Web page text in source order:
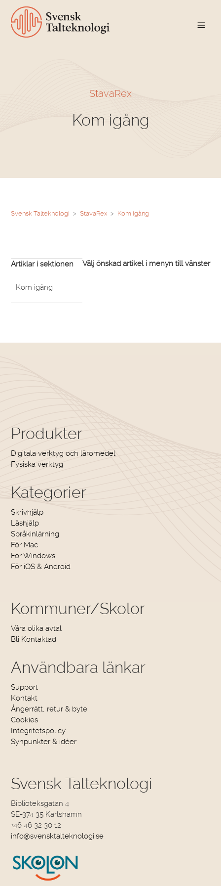
StavaRex
Kom igång
Svensk Talteknologi StavaRex Kom igång
Artiklar i sektionen
Kom igång
Välj önskad artikel i menyn till vänster
Produkter
Digitala verktyg och läromedel
Fysiska verktyg
Kategorier
Skrivhjälp
Läshjälp
Språkinlärning
För Mac
För Windows
För iOS & Android
Kommuner/Skolor
Våra olika avtal
Bli Kontaktad
Användbara länkar
Support
Kontakt
Ångerrätt, retur & byte
Cookies
Integritetspolicy
Synpunkter & idéer
Svensk Talteknologi
Biblioteksgatan 4
SE-374 35 Karlshamn
+46 46 32 30 12
info@svensktalteknologi.se